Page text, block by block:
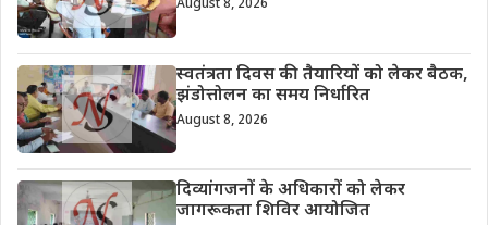
August 8, 2026
स्वतंत्रता दिवस की तैयारियों को लेकर बैठक,
झंडोत्तोलन का समय निर्धारित
August 8, 2026
दिव्यांगजनों के अधिकारों को लेकर
जागरूकता शिविर आयोजित